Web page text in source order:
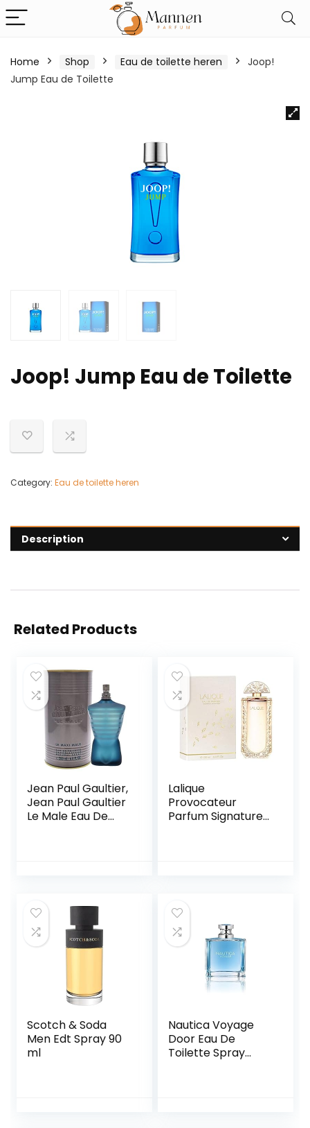
Home Shop Eau de toilette heren
Joop!
Jump Eau de Toilette
Joop! Jump Eau de Toilette
Category: Eau de toilette heren
Description
Related Products
Jean Paul Gaultier,
Jean Paul Gaultier
Le Male Eau De
Lalique
Provocateur
Parfum Signature
Scotch & Soda
Men Edt Spray 90
ml
Nautica Voyage
Door Eau De
Toilette Spray